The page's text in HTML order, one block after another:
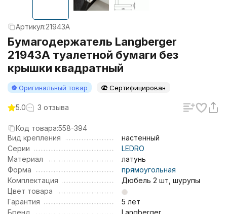
Артикул:21943A
Бумагодержатель Langberger
21943A туалетной бумаги без
крышки квадратный
Оригинальный товар Сертифицирован
5.0 3 отзыва
Код товара:558-394
Вид крепления
настенный
Серии
LEDRO
Материал
латунь
Форма
прямоугольная
Комплектация
Дюбель 2 шт, шурупы
Цвет товара
Гарантия
5 лет
Бренд
Langberger